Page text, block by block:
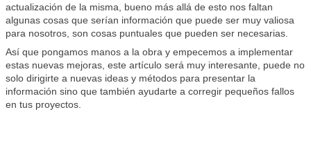
actualización de la misma, bueno más allá de esto nos faltan
algunas cosas que serían información que puede ser muy valiosa
para nosotros, son cosas puntuales que pueden ser necesarias.
Así que pongamos manos a la obra y empecemos a implementar
estas nuevas mejoras, este artículo será muy interesante, puede no
solo dirigirte a nuevas ideas y métodos para presentar la
información sino que también ayudarte a corregir pequeños fallos
en tus proyectos.